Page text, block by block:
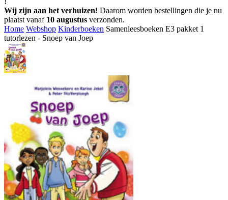
Wij zijn aan het verhuizen! Daarom worden bestellingen die je nu
plaatst vanaf 10 augustus verzonden.
Home Webshop Kinderboeken Samenleesboeken E3 pakket 1
tutorlezen - Snoep van Joep